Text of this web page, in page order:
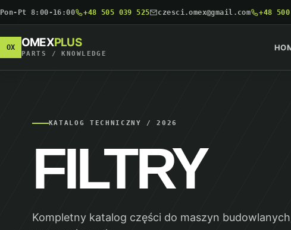
Pon-Pt 8:00-16:00 +48 505 039 525 czesci.omex@gmail.com +48
OX OMEXPLUS
PARTS / KNOWLEDGE
KATALOG TECHNICZNY / 2026
FILTRY
Kompletny katalog części do maszyn